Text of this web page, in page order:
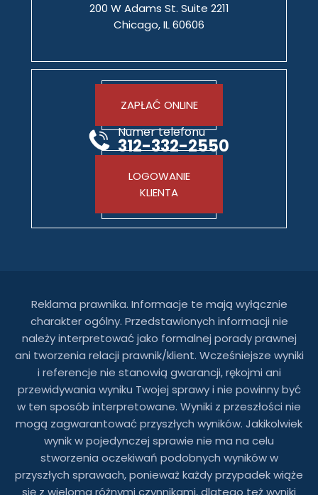
200 W Adams St. Suite 2211
Chicago, IL 60606
ZAPŁAĆ ONLINE
Numer telefonu
312-332-2550
LOGOWANIE
KLIENTA
Reklama prawnika. Informacje te mają wyłącznie
charakter ogólny. Przedstawionych informacji nie
należy interpretować jako formalnej porady prawnej
ani tworzenia relacji prawnik/klient. Wcześniejsze wyniki
i referencje nie stanowią gwarancji, rękojmi ani
przewidywania wyniku Twojej sprawy i nie powinny być
w ten sposób interpretowane. Wyniki z przeszłości nie
mogą zagwarantować przyszłych wyników. Jakikolwiek
wynik w pojedynczej sprawie nie ma na celu
stworzenia oczekiwań podobnych wyników w
przyszłych sprawach, ponieważ każdy przypadek wiąże